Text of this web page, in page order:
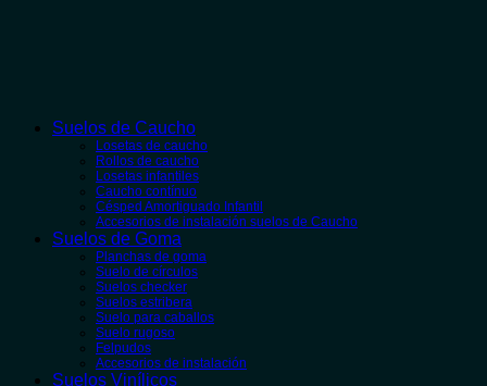
Suelos de Caucho
Losetas de caucho
Rollos de caucho
Losetas infantiles
Caucho contínuo
Césped Amortiguado Infantil
Accesorios de instalación suelos de Caucho
Suelos de Goma
Planchas de goma
Suelo de círculos
Suelos checker
Suelos estribera
Suelo para caballos
Suelo rugoso
Felpudos
Accesorios de instalación
Suelos Vinílicos